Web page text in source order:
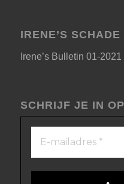
IRENE’S
Irene’s Bulletin 01-2021
SCHRIJF JE IN